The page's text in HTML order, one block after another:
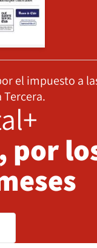
el impuesto a
Tercera.
por